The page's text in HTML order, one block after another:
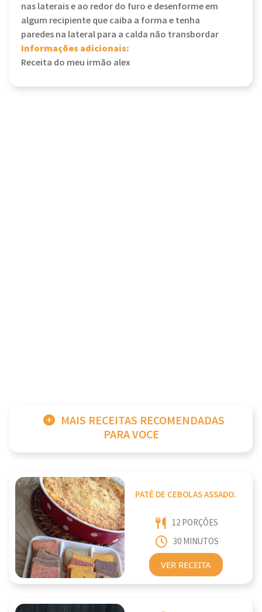
nas laterais e ao redor do furo e desenforme em
algum recipiente que caiba a forma e tenha
paredes na lateral para a calda não transbordar
Informações adicionais:
Receita do meu irmão alex
MAIS RECEITAS RECOMENDADAS
PARA VOCE
PATÊ DE CEBOLAS ASSADO.
12 PORÇÕES
30 MINUTOS
VER RECEITA